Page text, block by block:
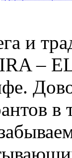
и
–